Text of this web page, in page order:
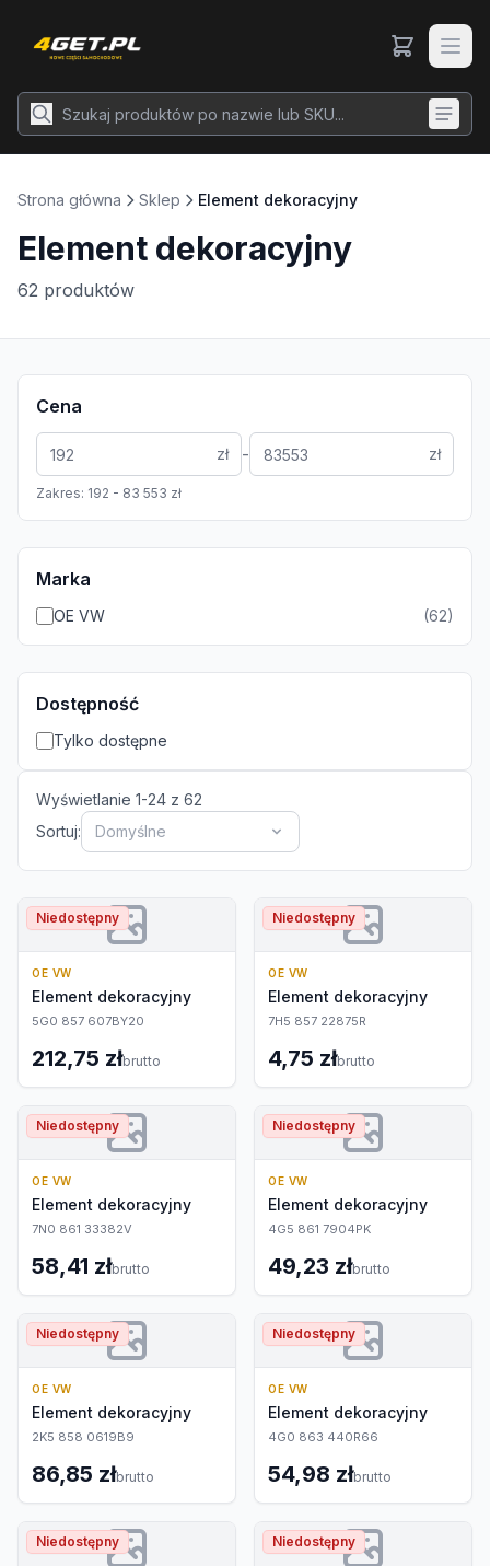
Strona główna Sklep Element dekoracyjny
Element dekoracyjny
62 produktów
Cena
zł - zł
Zakres: 192 - 83 553 zł
Marka
OE VW (62)
Dostępność
Tylko dostępne
Wyświetlanie 1-24 z 62
Sortuj:
Domyślne
Niedostępny
OE VW
Element dekoracyjny
5G0 857 607BY20
212,75 złbrutto
Niedostępny
OE VW
Element dekoracyjny
7H5 857 22875R
4,75 złbrutto
Niedostępny
OE VW
Element dekoracyjny
7N0 861 33382V
58,41 złbrutto
Niedostępny
OE VW
Element dekoracyjny
4G5 861 7904PK
49,23 złbrutto
Niedostępny
OE VW
Element dekoracyjny
2K5 858 0619B9
86,85 złbrutto
Niedostępny
OE VW
Element dekoracyjny
4G0 863 440R66
54,98 złbrutto
Niedostępny Niedostępny